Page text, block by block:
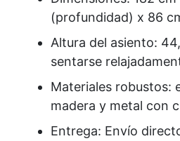
(profundidad) x 86
Altura del asiento:
sentarse
Materiales robustos:
madera y metal con
Entrega: Envío